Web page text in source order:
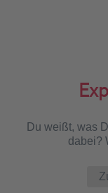
Du weißt, was
dabei?